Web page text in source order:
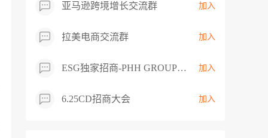
亚马逊跨境增长交流群 加入
拉美电商交流群 加入
ESG独家招商-PHH GROUP卖家交流群 加入
6.25CD招商大会 加入